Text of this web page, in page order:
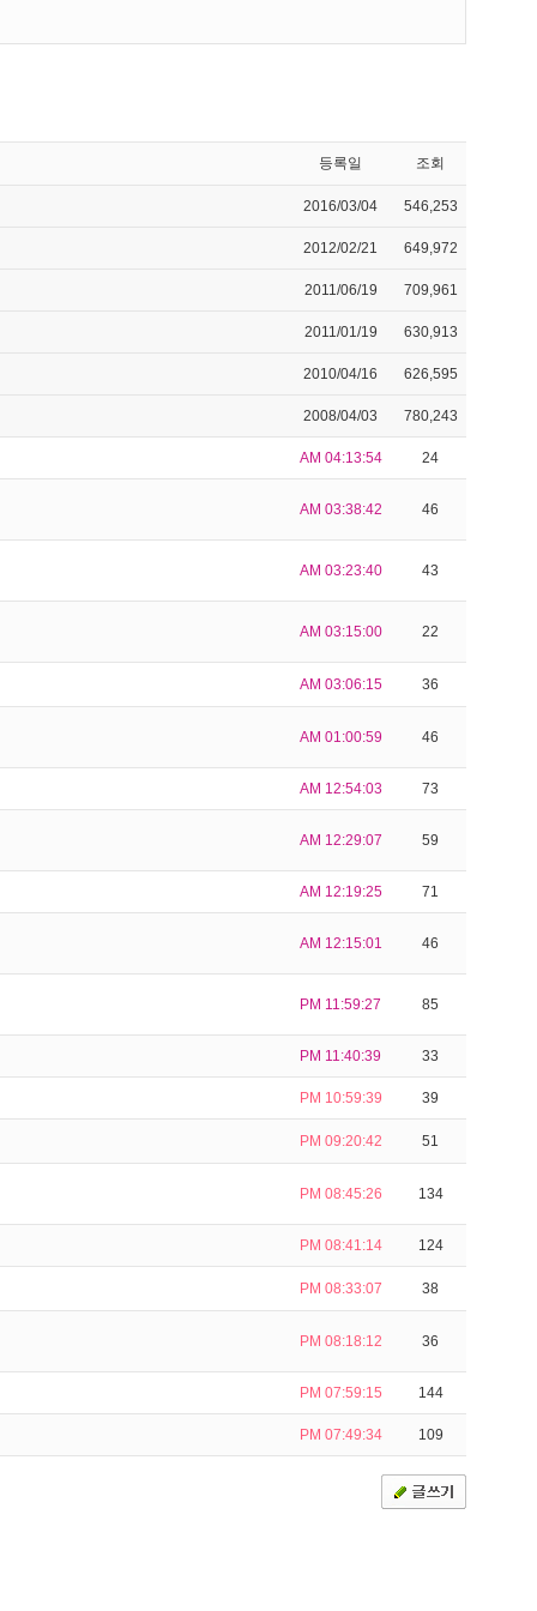
등록일 조회
2016/03/04 546,253
2012/02/21 649,972
2011/06/19 709,961
2011/01/19 630,913
2010/04/16 626,595
2008/04/03 780,243
AM 04:13:54 24
AM 03:38:42 46
AM 03:23:40 43
AM 03:15:00 22
AM 03:06:15 36
AM 01:00:59 46
AM 12:54:03 73
AM 12:29:07 59
AM 12:19:25 71
AM 12:15:01 46
PM 11:59:27 85
PM 11:40:39 33
PM 10:59:39 39
PM 09:20:42 51
PM 08:45:26 134
PM 08:41:14 124
PM 08:33:07 38
PM 08:18:12 36
PM 07:59:15 144
PM 07:49:34 109